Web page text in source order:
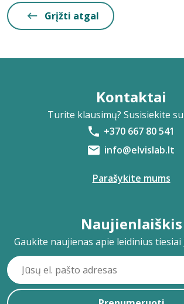
Grįžti atgal
Kontaktai
Turite klausimų? Susisiekite
+370 667 80 541
info@elvislab.lt
Parašykite mums
Naujienlaiškis
Gaukite naujienas apie leidinius tiesiai